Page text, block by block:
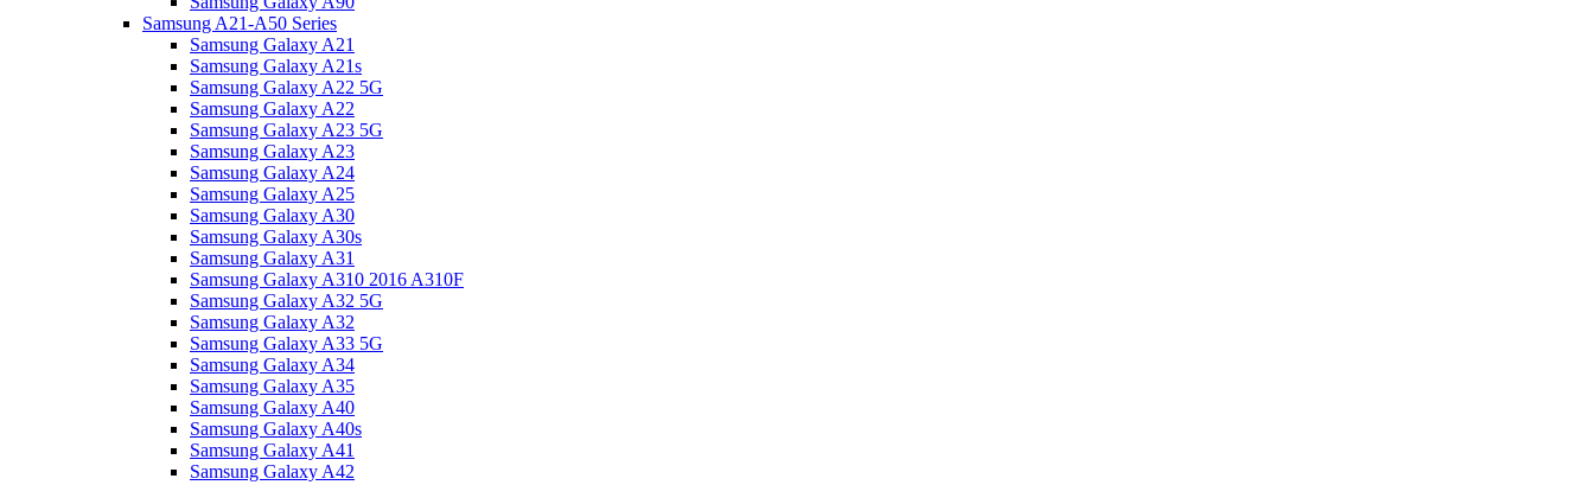
Samsung A21-A50 Series
Samsung Galaxy A21
Samsung Galaxy A21s
Samsung Galaxy A22 5G
Samsung Galaxy A22
Samsung Galaxy A23 5G
Samsung Galaxy A23
Samsung Galaxy A24
Samsung Galaxy A25
Samsung Galaxy A30
Samsung Galaxy A30s
Samsung Galaxy A31
Samsung Galaxy A310 2016 A310F
Samsung Galaxy A32 5G
Samsung Galaxy A32
Samsung Galaxy A33 5G
Samsung Galaxy A34
Samsung Galaxy A35
Samsung Galaxy A40
Samsung Galaxy A40s
Samsung Galaxy A41
Samsung Galaxy A42